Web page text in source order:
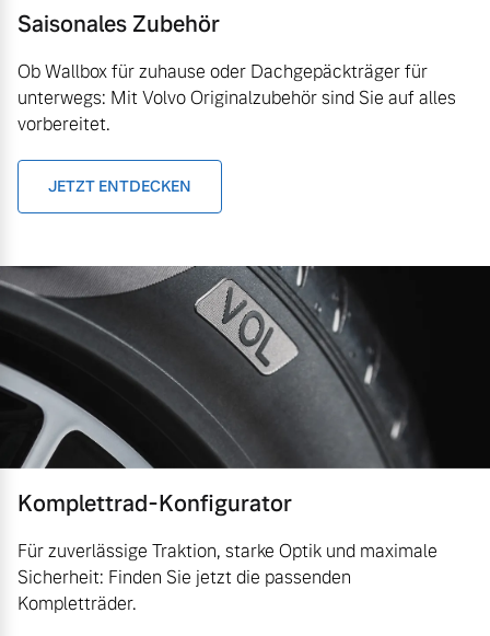
Saisonales Zubehör
Ob Wallbox für zuhause oder Dachgepäckträger für
unterwegs: Mit Volvo Originalzubehör sind Sie auf alles
vorbereitet.
JETZT ENTDECKEN
Komplettrad-Konfigurator
Für zuverlässige Traktion, starke Optik und maximale
Sicherheit: Finden Sie jetzt die passenden
Kompletträder.